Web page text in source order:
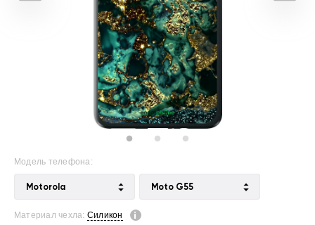
Модель телефона:
Motorola Moto G55
Материал чехла: Силикон